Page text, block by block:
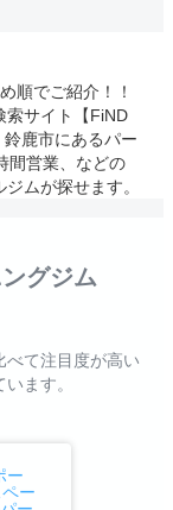
順でご紹介！！
索サイト【FiND
鹿市にあるパー
間営業、などの
ムが探せます。
グジム
べて注目度が高い
ます。